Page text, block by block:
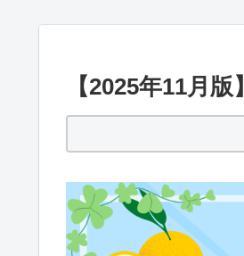
【2025年11月